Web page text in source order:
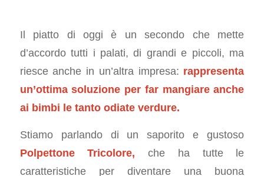
Il piatto di oggi è un secondo che mette
d’accordo tutti i palati, di grandi e piccoli, ma
riesce anche in un’altra impresa: rappresenta
un’ottima soluzione per far mangiare anche
ai bimbi le tanto odiate verdure.
Stiamo parlando di un saporito e gustoso
Polpettone Tricolore, che ha tutte le
caratteristiche per diventare una buona